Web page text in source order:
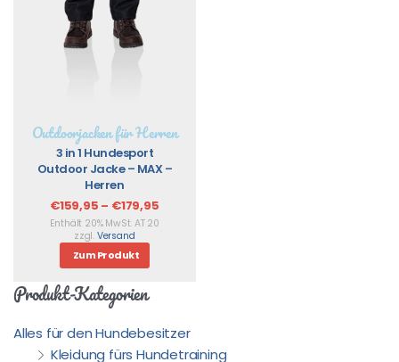
Outdoorjacken für Herren
3 in 1 Hundesport
Outdoor Jacke – MAX –
Herren
€159,95 – €179,95
Enthält 20% MwSt. AT 20
zzgl. Versand
Zum Produkt
Produkt-Kategorien
Alles für den Hundebesitzer
Kleidung fürs Hundetraining